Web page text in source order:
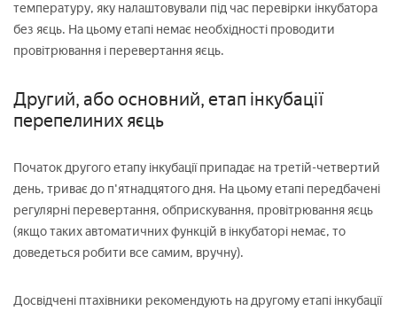
температуру, яку налаштовували під час перевірки інкубатора
без яєць. На цьому етапі немає необхідності проводити
провітрювання і перевертання яєць.
Другий, або основний, етап інкубації
перепелиних яєць
Початок другого етапу інкубації припадає на третій-четвертий
день, триває до п'ятнадцятого дня. На цьому етапі передбачені
регулярні перевертання, обприскування, провітрювання яєць
(якщо таких автоматичних функцій в інкубаторі немає, то
доведеться робити все самим, вручну).
Досвідчені птахівники рекомендують на другому етапі інкубації